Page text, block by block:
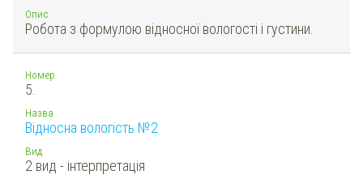
Опис
Робота з формулою відносної вологості і густини.
Номер
5.
Назва
Відносна вологість №2
Вид
2 вид - інтерпретація